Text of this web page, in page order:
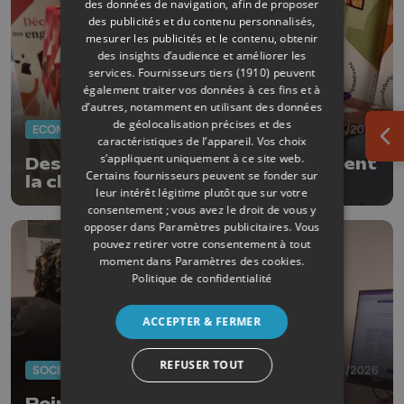
ECONOMIE 23/04/2026
Des actionnaires wallons reprennent
la chocolaterie Galler
SOCIÉTÉ 07/04/2026
des données de navigation, afin de proposer
des publicités et du contenu personnalisés,
mesurer les publicités et le contenu, obtenir
des insights d’audience et améliorer les
services. Fournisseurs tiers (1910) peuvent
également traiter vos données à ces fins et à
d’autres, notamment en utilisant des données
de géolocalisation précises et des
caractéristiques de l’appareil. Vos choix
s’appliquent uniquement à ce site web.
Certains fournisseurs peuvent se fonder sur
leur intérêt légitime plutôt que sur votre
consentement ; vous avez le droit de vous y
opposer dans Paramètres publicitaires. Vous
pouvez retirer votre consentement à tout
moment dans Paramètres des cookies.
Politique de confidentialité
ACCEPTER & FERMER
REFUSER TOUT